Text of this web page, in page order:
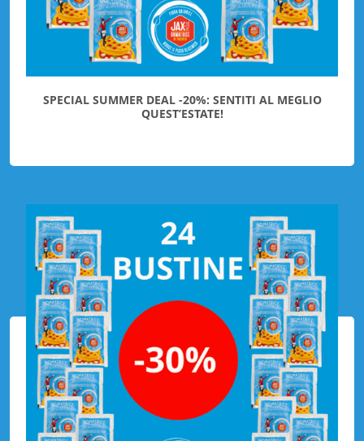
SPECIAL SUMMER DEAL -20%: SENTITI AL MEGLIO
QUEST’ESTATE!